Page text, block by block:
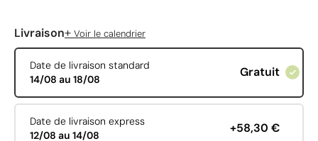
Livraison+ Voir le calendrier
Date de livraison standard
14/08 au 18/08
Gratuit
Date de livraison express
12/08 au 14/08
+58,30 €